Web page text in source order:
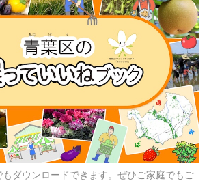
ダウンロードできます。ぜひご家庭でもご